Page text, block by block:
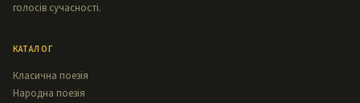
голосів сучасності.
КАТАЛОГ
Класична поезія
Народна поезія